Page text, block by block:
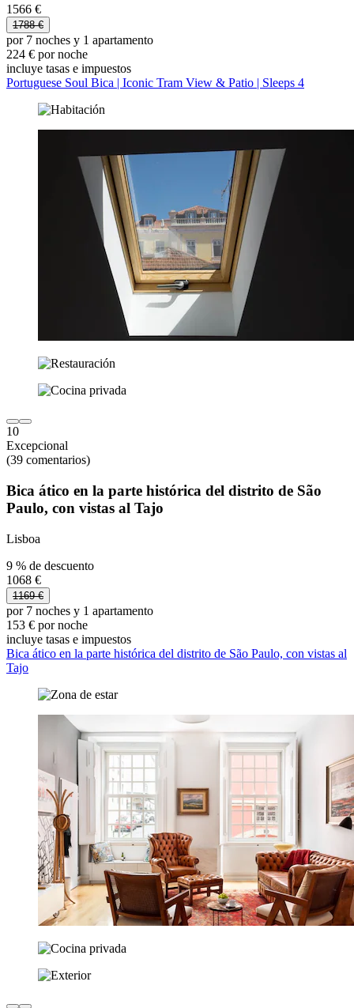
1566 €
1788 €
por 7 noches y 1 apartamento
224 € por noche
incluye tasas e impuestos
Portuguese Soul Bica | Iconic Tram View & Patio | Sleeps 4
10
Excepcional
(39 comentarios)
Bica ático en la parte histórica del distrito de São
Paulo, con vistas al Tajo
Lisboa
9 % de descuento
1068 €
1169 €
por 7 noches y 1 apartamento
153 € por noche
incluye tasas e impuestos
Bica ático en la parte histórica del distrito de São Paulo, con vistas al
Tajo